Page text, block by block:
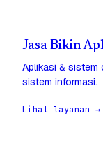
Jasa Bikin
Aplikasi & sistem
sistem informasi.
Lihat layanan →